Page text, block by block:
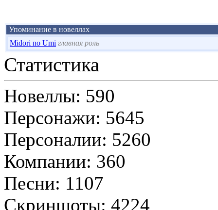
Упоминание в новеллах
Midori no Umi главная роль
Статистика
Новеллы: 590
Персонажи: 5645
Персоналии: 5260
Компании: 360
Песни: 1107
Скриншоты: 4224